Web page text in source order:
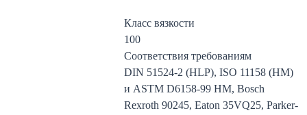
Класс вязкости
100
Соответствия требованиям
DIN 51524-2 (HLP), ISO 11158 (HM)
и ASTM D6158-99 HM, Bosch
Rexroth 90245, Eaton 35VQ25, Parker-